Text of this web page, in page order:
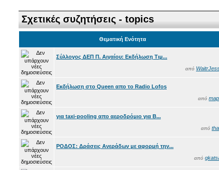
Σχετικές συζητήσεις - topics
Θεματική Ενότητα
Σύλλογος ΔΕΠ Π. Αιγαίου: Εκδήλωση Τιμ...
από
Εκδήλωση στο Queen απο το Radio Lofos
από
για taxi-pooling απο αεροδρόμιο για Β...
από
ΡΟΔΟΣ: Δράσεις Ανεράδων με αφορμή την...
από